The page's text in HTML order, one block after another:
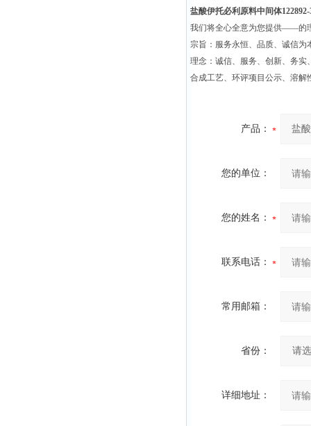
盐酸伊托必利原料中间体122892-
我们将全心全意为您提供——的
宗旨：服务永恒、品质、诚信
理念：诚信、服务、创新、务实
合成工艺、环评项目公示、溶解
产品：
您的单位：
您的姓名：
联系电话：
常用邮箱：
省份：
详细地址：